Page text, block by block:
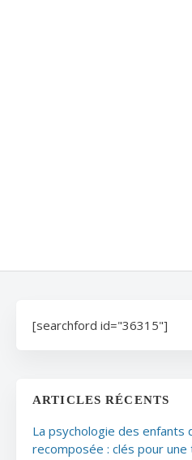
[searchford id="36315"]
ARTICLES RÉCENTS
La psychologie des enfants
recomposée : clés pour